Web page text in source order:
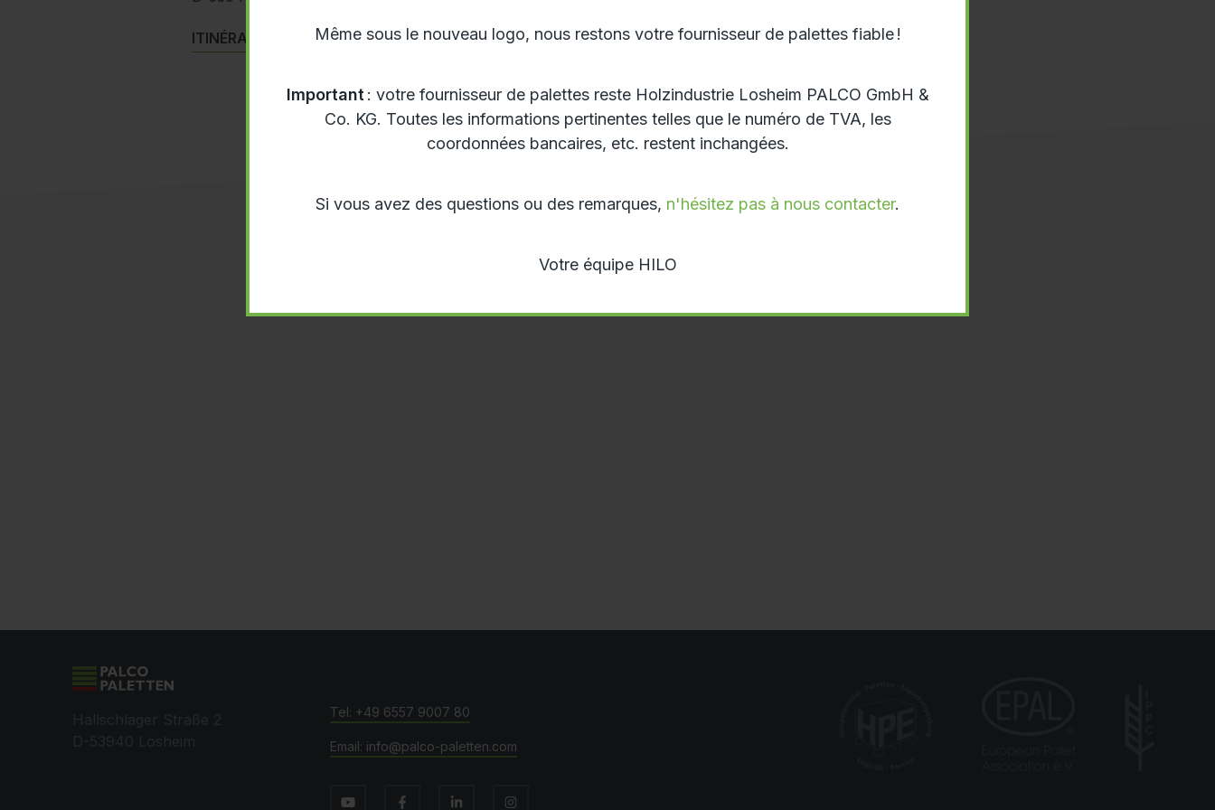
Même sous le nouveau logo, nous restons votre fournisseur de palettes fiable !
Important : votre fournisseur de palettes reste Holzindustrie Losheim PALCO GmbH &
Co. KG. Toutes les informations pertinentes telles que le numéro de TVA, les
coordonnées bancaires, etc. restent inchangées.
Si vous avez des questions ou des remarques, n'hésitez pas à nous contacter.
Votre équipe HILO
ITINÉRAIRE
+49 6557 9007 80
info@palco-paletten.com